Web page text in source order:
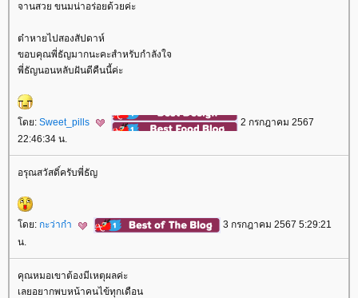
จานสวย ขนมน่าอร่อยด้วยค่ะ
ต๋าหายไปสองสัปดาห์
ขอบคุณพี่ธัญมากนะคะสำหรับกำลังใจ
พี่ธัญนอนหลับฝันดีคืนนี้ค่ะ
ดย: Sweet_pills
2 กรกฎาคม 2567
22:46:34 น.
อรุณสวัสดิ์ครับพี่ธัญ
ดย: กะว่าก๋า
3 กรกฎาคม 2567 5:29:21
น.
คุณหมอเขาต้องมีเหตุผลค่ะ
เลยอยากพบหน้าคนไข้ทุกเดือน